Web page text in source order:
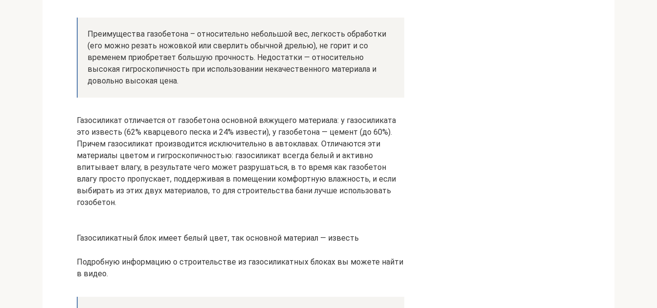
Преимущества газобетона – относительно небольшой вес, легкость обработки
(его можно резать ножовкой или сверлить обычной дрелью), не горит и со
временем приобретает большую прочность. Недостатки — относительно
высокая гигроскопичность при использовании некачественного материала и
довольно высокая цена.
Газосиликат отличается от газобетона основной вяжущего материала: у газосиликата
это известь (62% кварцевого песка и 24% извести), у газобетона — цемент (до 60%).
Причем газосиликат производится исключительно в автоклавах. Отличаются эти
материалы цветом и гигроскопичностью: газосиликат всегда белый и активно
впитывает влагу, в результате чего может разрушаться, в то время как газобетон
влагу просто пропускает, поддерживая в помещении комфортную влажность, и если
выбирать из этих двух материалов, то для строительства бани лучше использовать
гозобетон.
Газосиликатный блок имеет белый цвет, так основной материал — известь
Подробную информацию о строительстве из газосиликатных блоках вы можете найти
в видео.